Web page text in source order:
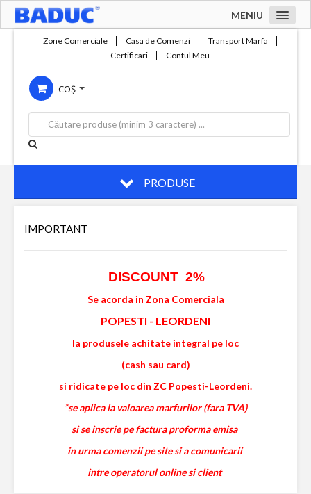
MENIU
Compania
Servicii
Productie
Contact
Zone Comerciale Casa de Comenzi
Transport Marfa
Certificari
Contul Meu
COȘ
PRODUSE
IMPORTANT
DISCOUNT 2%
Se acorda in Zona Comerciala
POPESTI - LEORDENI
la produsele achitate integral pe loc
(cash sau card)
si ridicate pe loc din ZC Popesti-Leordeni.
*se aplica la valoarea marfurilor (fara TVA)
si se inscrie pe factura proforma emisa
in urma comenzii pe site si a comunicarii
intre operatorul online si client